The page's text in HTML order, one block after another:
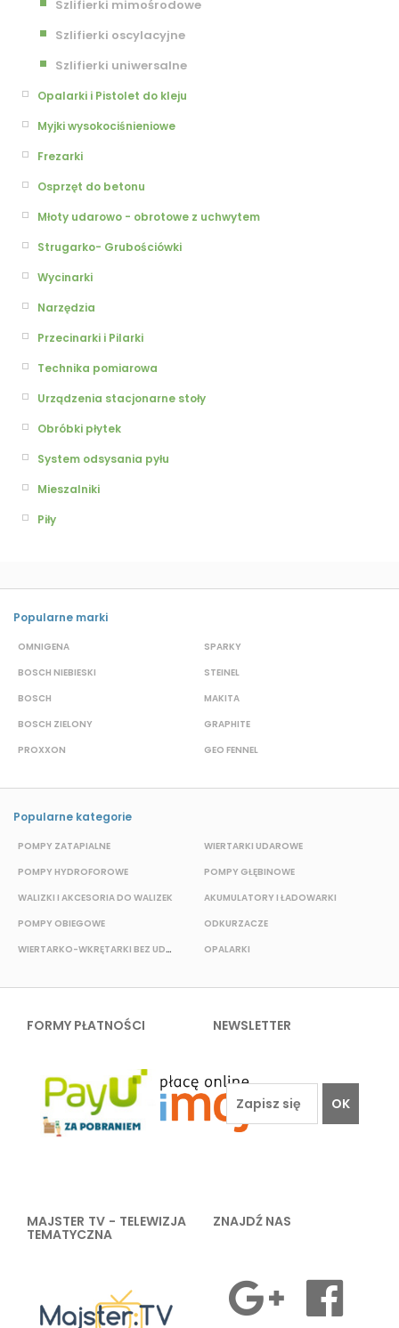
Szlifierki mimośrodowe
Szlifierki oscylacyjne
Szlifierki uniwersalne
Opalarki i Pistolet do kleju
Myjki wysokociśnieniowe
Frezarki
Osprzęt do betonu
Młoty udarowo - obrotowe z uchwytem
Strugarko- Grubościówki
Wycinarki
Narzędzia
Przecinarki i Pilarki
Technika pomiarowa
Urządzenia stacjonarne stoły
Obróbki płytek
System odsysania pyłu
Mieszalniki
Piły
Popularne marki
OMNIGENA
BOSCH NIEBIESKI
BOSCH
BOSCH ZIELONY
PROXXON
SPARKY
STEINEL
MAKITA
GRAPHITE
GEO FENNEL
Popularne kategorie
POMPY ZATAPIALNE
POMPY HYDROFOROWE
WALIZKI I AKCESORIA DO WALIZEK
POMPY OBIEGOWE
WIERTARKO-WKRĘTARKI BEZ UDAROWE
WIERTARKI UDAROWE
POMPY GŁĘBINOWE
AKUMULATORY I ŁADOWARKI
ODKURZACZE
OPALARKI
FORMY PŁATNOŚCI NEWSLETTER
OK
MAJSTER TV - TELEWIZJA
TEMATYCZNA
ZNAJDŹ NAS